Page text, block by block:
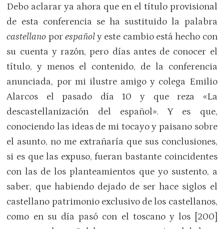
Debo aclarar ya ahora que en el título provisional
de esta conferencia se ha sustituido la palabra
castellano porespañoly este cambio está hecho con
su cuenta y razón, pero días antes de conocer el
título, y menos el contenido, de la conferencia
anunciada, por mi ilustre amigo y colega Emilio
Alarcos el pasado día 10 y que reza «La
descastellanización del español». Y es que,
conociendo las ideas de mi tocayo y paisano sobre
el asunto, no me extrañaría que sus conclusiones,
si es que las expuso, fueran bastante coincidentes
con las de los planteamientos que yo sustento, a
saber, que habiendo dejado de ser hace siglos el
castellano patrimonio exclusivo de los castellanos,
como en su día pasó con el toscano y los [200]